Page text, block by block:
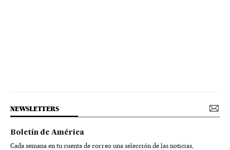
NEWSLETTERS
Boletín de América
Cada semana en tu cuenta de correo una selección de las noticias,